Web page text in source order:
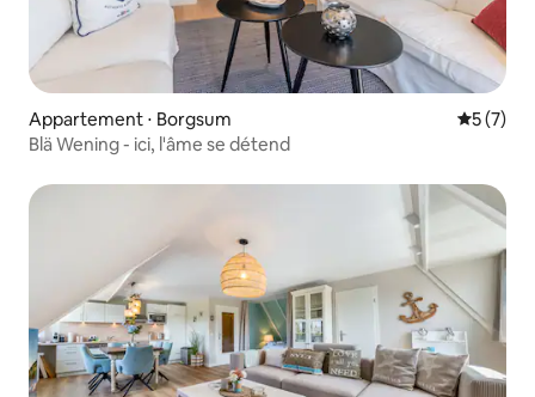
Appartement ⋅ Borgsum
5 (7)
Blä Wening - ici, l'âme se détend